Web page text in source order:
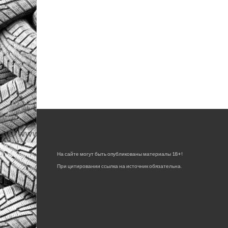
На сайте могут быть опубликованы материалы 18+!
При цитировании ссылка на источник обязательна.